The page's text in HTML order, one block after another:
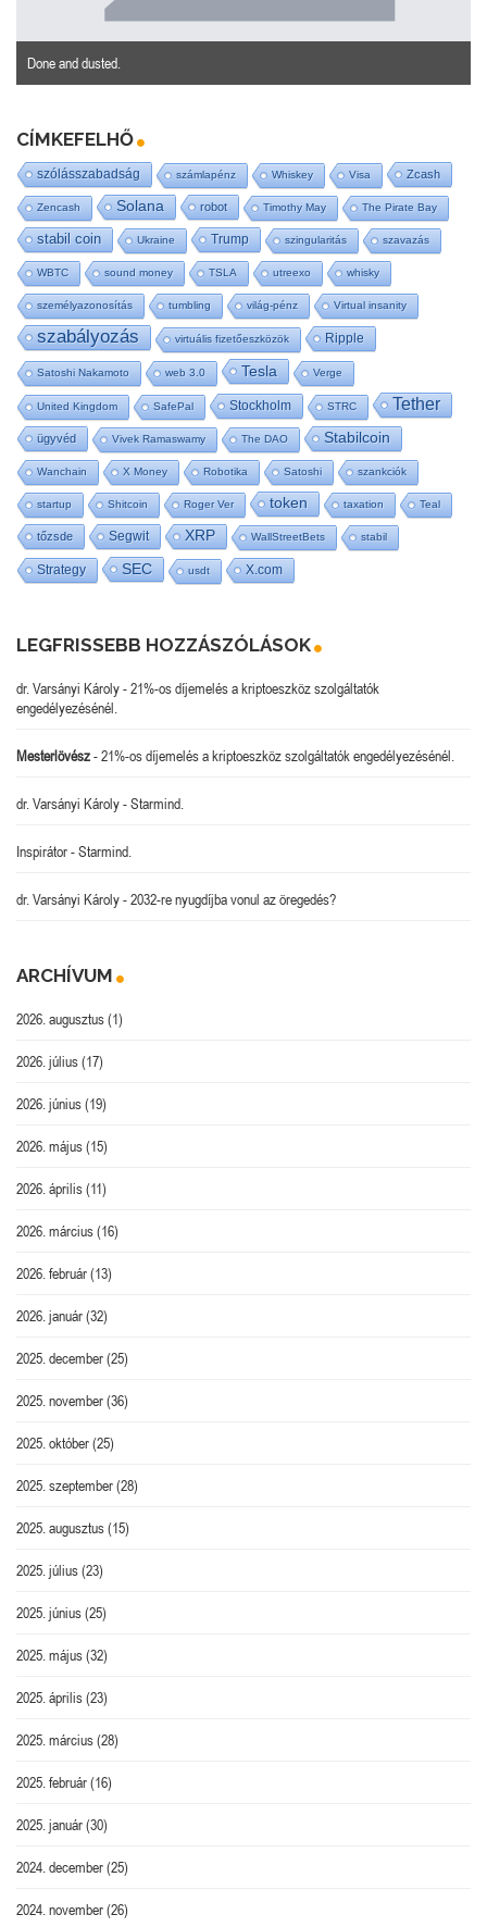
Done and dusted.
CÍMKEFELHŐ
szólásszabadság számlapénz Whiskey Visa Zcash
Zencash Solana robot Timothy May The Pirate Bay
stabil coin Ukraine Trump szingularitás szavazás
WBTC sound money TSLA utreexo whisky
személyazonosítás tumbling világ-pénz Virtual insanity
szabályozás virtuális fizetőeszközök Ripple
Satoshi Nakamoto web 3.0 Tesla Verge
United Kingdom SafePal Stockholm STRC Tether
ügyvéd Vivek Ramaswamy The DAO Stabilcoin
Wanchain X Money Robotika Satoshi szankciók
startup Shitcoin Roger Ver token taxation Teal
tőzsde Segwit XRP WallStreetBets stabil
Strategy SEC usdt X.com
LEGFRISSEBB HOZZÁSZÓLÁSOK
dr. Varsányi Károly-21%-os díjemelés a kriptoeszköz szolgáltatók
engedélyezésénél.
Mesterlövész-21%-os díjemelés a kriptoeszköz szolgáltatók engedélyezésénél.
dr. Varsányi Károly-Starmind.
Inspirátor-Starmind.
dr. Varsányi Károly-2032-re nyugdíjba vonul az öregedés?
ARCHÍVUM
2026. augusztus(1)
2026. július(17)
2026. június(19)
2026. május(15)
2026. április(11)
2026. március(16)
2026. február(13)
2026. január(32)
2025. december(25)
2025. november(36)
2025. október(25)
2025. szeptember(28)
2025. augusztus(15)
2025. július(23)
2025. június(25)
2025. május(32)
2025. április(23)
2025. március(28)
2025. február(16)
2025. január(30)
2024. december(25)
2024. november(26)